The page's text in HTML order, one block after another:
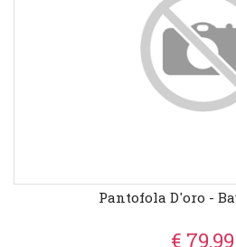
Pantofola D'oro -
€ 79,99